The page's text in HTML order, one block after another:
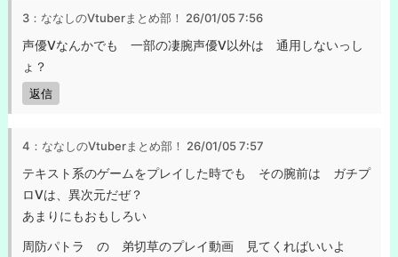
3：ななしのVtuberまとめ部！ 26/01/05 7:56
声優Vなんかでも 一部の凄腕声優V以外は 通用しないっし
ょ？
返信
4：ななしのVtuberまとめ部！ 26/01/05 7:57
テキスト系のゲームをプレイした時でも その腕前は ガチプ
ロVは、異次元だぜ？
あまりにもおもしろい
周防パトラ の 弟切草のプレイ動画 見てくればいいよ